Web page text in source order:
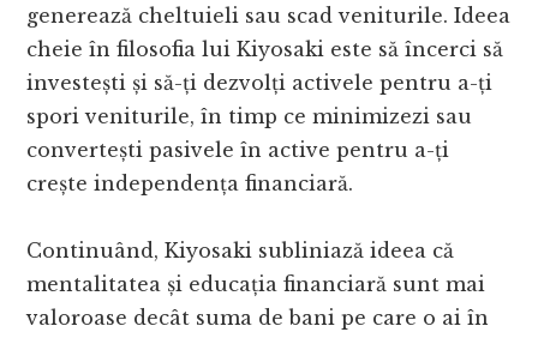
generează cheltuieli sau scad veniturile. Ideea
cheie în filosofia lui Kiyosaki este să încerci să
investești și să-ți dezvolți activele pentru a-ți
spori veniturile, în timp ce minimizezi sau
convertești pasivele în active pentru a-ți
crește independența financiară.
Continuând, Kiyosaki subliniază ideea că
mentalitatea și educația financiară sunt mai
valoroase decât suma de bani pe care o ai în